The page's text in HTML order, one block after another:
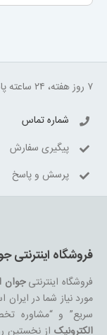
۷ روز هفته، ۲۴ ساعته پاسخگوی شما هستیم.
شماره تماس
پیگیری سفارش
پرسش و پاسخ
فروشگاه اینترنتی
فروشگاه اینترنتیجوان
مورد نیاز شما در
سریع” و “مشاوره
الکترونیکاز نخستین